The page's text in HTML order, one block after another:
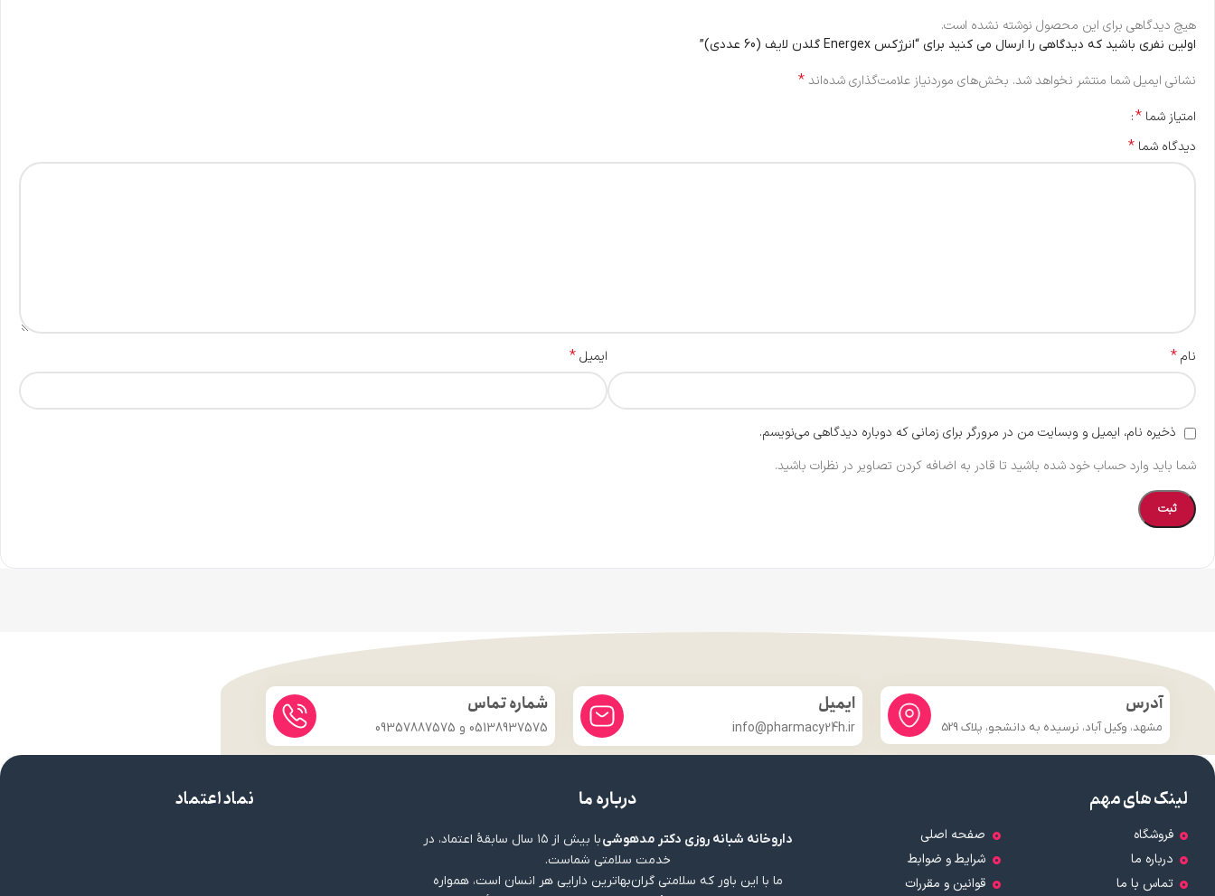
هیچ دیدگاهی برای این محصول نوشته نشده است.
اولین نفری باشید که دیدگاهی را ارسال می کنید برای “انرژکس Energex گلدن لایف (60 عددی)”
نشانی ایمیل شما منتشر نخواهد شد. بخش‌های موردنیاز علامت‌گذاری شده‌اند*
امتیاز شما *
دیدگاه شما *
نام* ایمیل*
ذخیره نام، ایمیل و وبسایت من در مرورگر برای زمانی که دوباره دیدگاهی می‌نویسم.
شما باید وارد حساب خود شده باشید تا قادر به اضافه کردن تصاویر در نظرات باشید.
آدرس
مشهد، وکیل آباد، نرسیده به دانشجو، پلاک 529
ایمیل
info@pharmacy24h.ir
شماره تماس
05138937575 و 09357887575
لینک های مهم
فروشگاه
درباره ما
تماس با ما
صفحه اصلی
شرایط و ضوابط
قوانین و مقررات
درباره ما
داروخانه شبانه روزی دکتر مدهوشی
با بیش از ۱۵ سال سابقهٔ اعتماد، در
خدمت سلامتی شماست.
ما با این باور که سلامتی گران‌بهاترین دارایی هر انسان است، همواره
نماد اعتماد